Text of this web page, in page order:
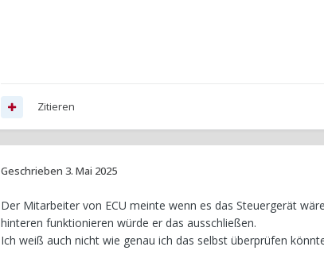
Zitieren
Geschrieben 3. Mai 2025
Der Mitarbeiter von ECU meinte wenn es das Steuergerät
hinteren funktionieren würde er das ausschließen.
Ich weiß auch nicht wie genau ich das selbst überprüfen